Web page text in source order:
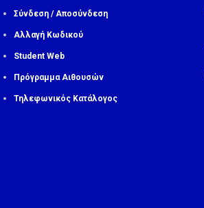
Σύνδεση / Αποσύνδεση
Αλλαγή Κωδικού
Student Web
Πρόγραμμα Αιθουσών
Τηλεφωνικός Κατάλογος